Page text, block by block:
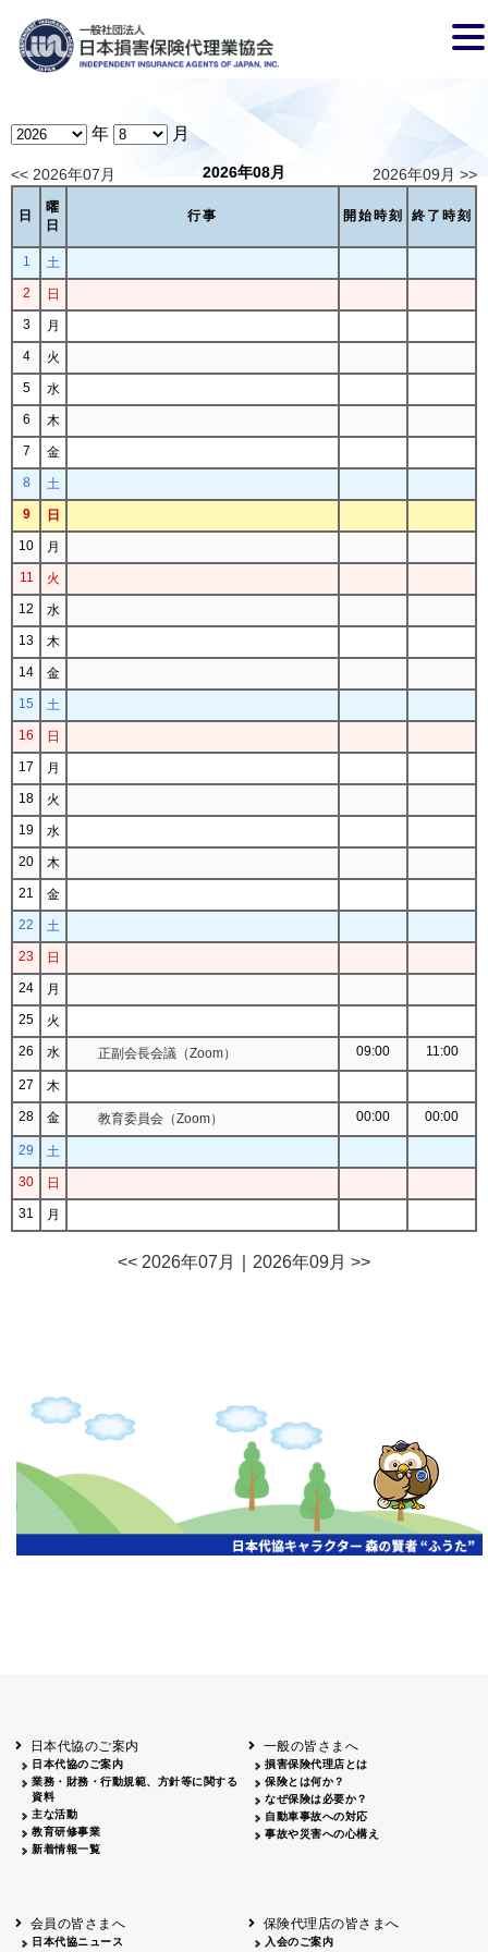
年 月
<< 2026年07月 2026年09月 >>
2026年08月
日
曜
日
行事 開始時刻 終了時刻
1
土
2
日
3
月
4
火
5
水
6
木
7
金
8
土
9
日
10
月
11
火
12
水
13
木
14
金
15
土
16
日
17
月
18
火
19
水
20
木
21
金
22
土
23
日
24
月
25
火
26
水 正副会長会議（Zoom） 09:00 11:00
27
木
28
金 教育委員会（Zoom） 00:00 00:00
29
土
30
日
31
月
<< 2026年07月 2026年09月 >>
日本代協のご案内
日本代協のご案内
業務・財務・行動規範、方針等に関する
資料
主な活動
教育研修事業
新着情報一覧
一般の皆さまへ
損害保険代理店とは
保険とは何か？
なぜ保険は必要か？
自動車事故への対応
事故や災害への心構え
会員の皆さまへ
日本代協ニュース
保険代理店の皆さまへ
入会のご案内